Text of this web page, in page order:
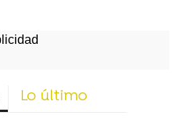
Lo último